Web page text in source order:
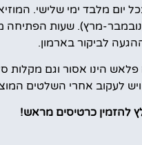
השעות 9:00-17:00 בעונת החורף
לביקור בארמון.
הינו אסור וגם מקלות
לעקוב אחרי השלטים
להזמין כרטיסים מראש!